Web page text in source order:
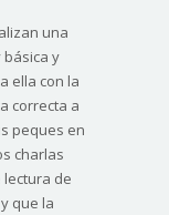
una
y
ella con la
correcta a
peques en
charlas
de
que la